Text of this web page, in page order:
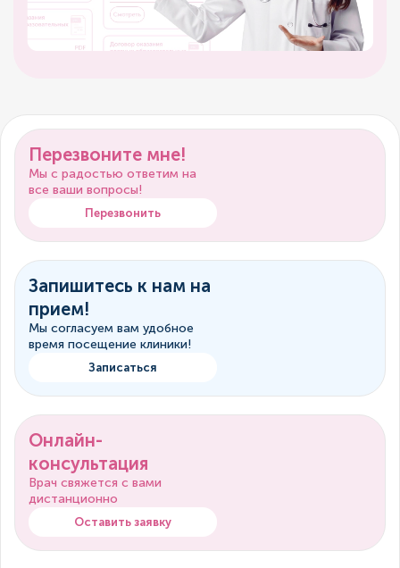
Перезвоните мне!
Мы с радостью ответим на
все ваши вопросы!
Перезвонить
Запишитесь к нам на
прием!
Мы согласуем вам удобное
время посещение клиники!
Записаться
Онлайн-
консультация
Врач свяжется с вами
дистанционно
Оставить заявку